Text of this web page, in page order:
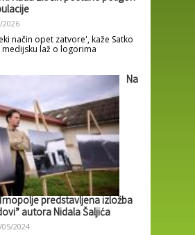
2026
način opet zatvore', kaže Satko
medijsku laž o logorima
Na
predstavljena izložba
autora Nidala Šaljića
05/2024